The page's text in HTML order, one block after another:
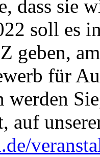
dass sie
soll es
geben,
für
werden
auf